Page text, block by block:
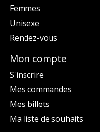
Femmes
Unisexe
Rendez-vous
Mon compte
S'inscrire
Mes commandes
Mes billets
Ma liste de souhaits